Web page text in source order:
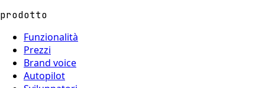
prodotto
Funzionalità
Prezzi
Brand voice
Autopilot